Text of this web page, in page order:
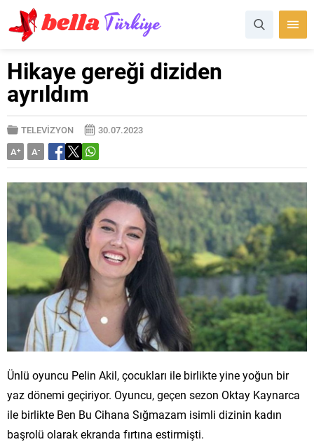
Hikaye gereği diziden
ayrıldım
TELEVİZYON
30.07.2023
A+ A-
Ünlü oyuncu Pelin Akil, çocukları ile birlikte yine yoğun bir
yaz dönemi geçiriyor. Oyuncu, geçen sezon Oktay Kaynarca
ile birlikte Ben Bu Cihana Sığmazam isimli dizinin kadın
başrolü olarak ekranda fırtına estirmişti.